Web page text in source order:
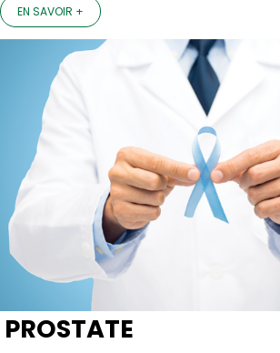
EN SAVOIR +
PROSTATE